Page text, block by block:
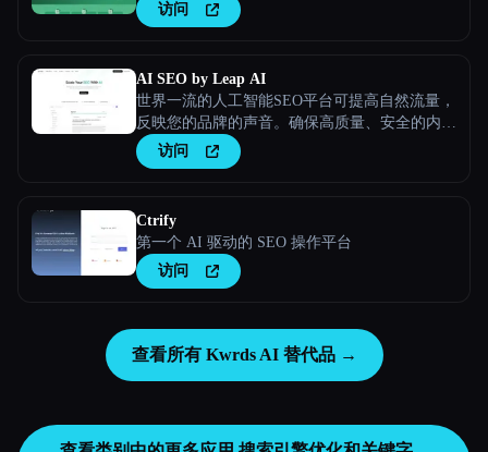
访问
AI SEO by Leap AI
世界一流的人工智能SEO平台可提高自然流量，
反映您的品牌的声音。确保高质量、安全的内容
满足您的所有需求。
访问
Ctrify
第一个 AI 驱动的 SEO 操作平台
访问
查看所有 Kwrds AI 替代品 →